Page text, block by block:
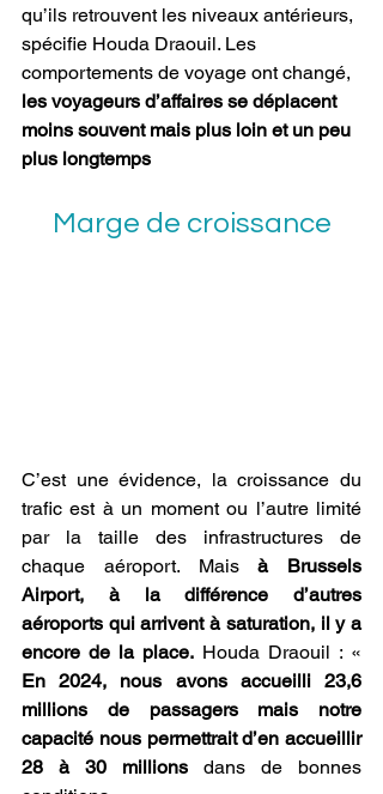
qu’ils retrouvent les niveaux antérieurs,
spécifie Houda Draouil. Les
comportements de voyage ont changé,
les voyageurs d’affaires se déplacent
moins souvent mais plus loin et un peu
plus longtemps
Marge de croissance
C’est une évidence, la croissance du
trafic est à un moment ou l’autre limité
par la taille des infrastructures de
chaque aéroport. Mais à Brussels
Airport, à la différence d’autres
aéroports qui arrivent à saturation, il y a
encore de la place.
En 2024, nous avons accueilli 23,6
millions de passagers mais notre
capacité nous permettrait d’en accueillir
28 à 30 millions dans de bonnes